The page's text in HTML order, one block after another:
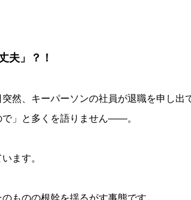
夫」？！
然、キーパーソンの社員が退職を申し出
」と多くを語りません――。
ます。